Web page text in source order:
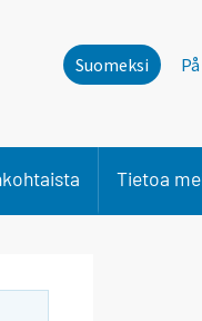
Suomeksi
Tietoa